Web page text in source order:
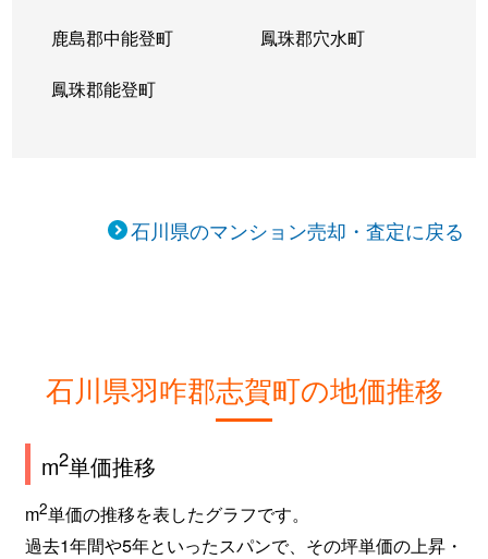
鹿島郡中能登町 鳳珠郡穴水町
鳳珠郡能登町
石川県のマンション売却・査定に戻る
石川県羽咋郡志賀町の地価推移
m2単価推移
m2単価の推移を表したグラフです。
過去1年間や5年といったスパンで、その坪単価の上昇・